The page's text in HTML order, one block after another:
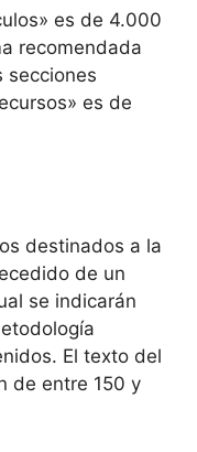
es de 4.000
recomendada
secciones
es de
destinados a la
de un
se indicarán
El texto del
de entre 150 y